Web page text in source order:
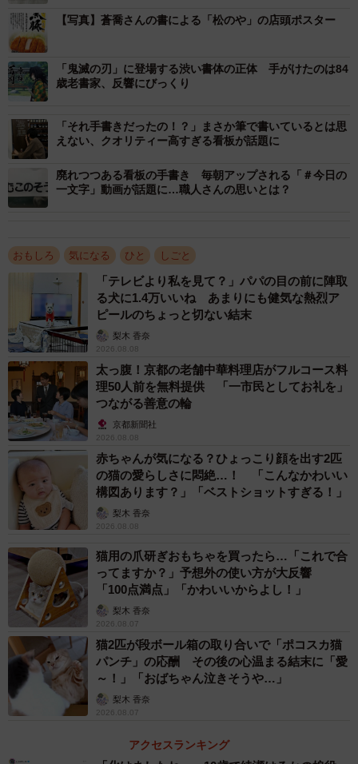
すい素敵なデザインです。道具箱の絵は椿の絵や千鳥柄な
ど、和のデザインではおなじみの素材があしらわれ、書道
をたしなまない方でも、飾り物としても手にしたい商品だ
と思いました。情報によれば、フィギュアのキャラクター
に持たせて飾ったりする方もいるようです」
2/4
サイズはこんな感じです（蒼喬さん提供）
ーープロとして使い心地は。
「ふたを開ければ、中にはプラスチック製の硯、文鎮、
固形の墨、それと書道の筆ではなじみの少ない合成繊維の
毛が使われた筆が入ってます。使い心地としては、文鎮は
とても軽いので書いてると紙がズレてしまいます（笑）。
そして1番重要な筆は、毛が化学繊維ということもあり、動
物の毛より硬く、心苦しいですが書き心地は良いとは言い
難い部分はありますが、おもちゃとしてのクオリティーは
高いのでは思います」
当初は58画の漢字を書くつもりが…
ーー「美」の文字を選んだ理由は？
「本来であればもっと難しい漢字を書こうと思ってまし
【写真】蒼喬さんの書による「松のや」の店頭ポスター
「鬼滅の刃」に登場する渋い書体の正体 手がけたのは84
歳老書家、反響にびっくり
「それ手書きだったの！？」まさか筆で書いているとは思
えない、クオリティー高すぎる看板が話題に
廃れつつある看板の手書き 毎朝アップされる「＃今日の
一文字」動画が話題に…職人さんの思いとは？
おもしろ 気になる ひと しごと
「テレビより私を見て？」パパの目の前に陣取
る犬に1.4万いいね あまりにも健気な熱烈ア
ピールのちょっと切ない結末
梨木 香奈
2026.08.08
太っ腹！京都の老舗中華料理店がフルコース料
理50人前を無料提供 「一市民としてお礼を」
つながる善意の輪
京都新聞社
2026.08.08
赤ちゃんが気になる？ひょっこり顔を出す2匹
の猫の愛らしさに悶絶…！ 「こんなかわいい
構図あります？」「ベストショットすぎる！」
梨木 香奈
2026.08.08
猫用の爪研ぎおもちゃを買ったら…「これで合
ってますか？」予想外の使い方が大反響
「100点満点」「かわいいからよし！」
梨木 香奈
2026.08.07
猫2匹が段ボール箱の取り合いで「ポコスカ猫
パンチ」の応酬 その後の心温まる結末に「愛
～！」「おばちゃん泣きそうや…」
梨木 香奈
2026.08.07
アクセスランキング